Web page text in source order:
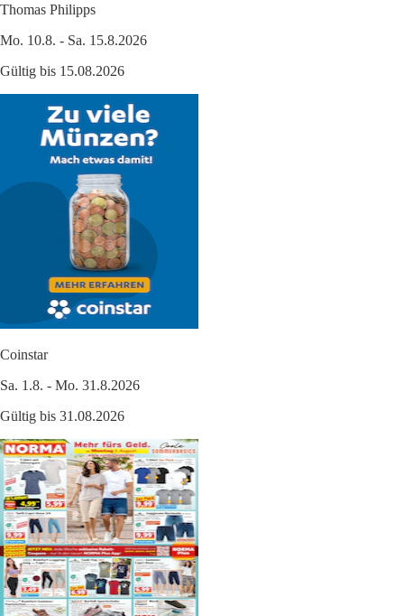
Thomas Philipps
Mo. 10.8. - Sa. 15.8.2026
Gültig bis 15.08.2026
Coinstar
Sa. 1.8. - Mo. 31.8.2026
Gültig bis 31.08.2026